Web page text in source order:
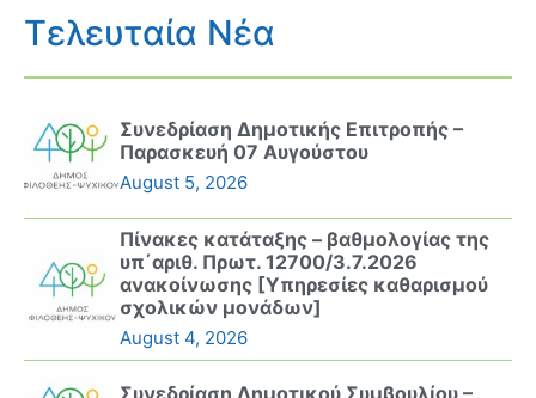
Τελευταία Νέα
Συνεδρίαση Δημοτικής Επιτροπής –
Παρασκευή 07 Αυγούστου
August 5, 2026
Πίνακες κατάταξης – βαθμολογίας της
υπ΄αριθ. Πρωτ. 12700/3.7.2026
ανακοίνωσης [Υπηρεσίες καθαρισμού
σχολικών μονάδων]
August 4, 2026